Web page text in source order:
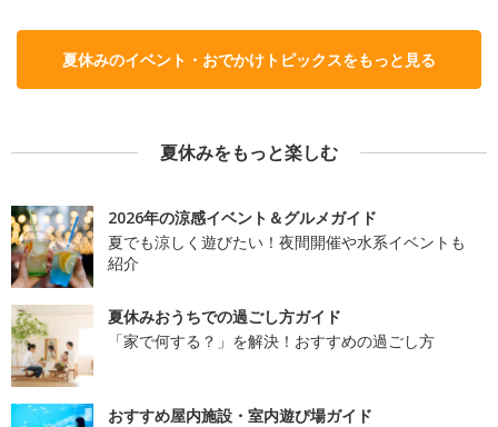
夏休みのイベント・おでかけトピックスをもっと見る
夏休みをもっと楽しむ
2026年の涼感イベント＆グルメガイド
夏でも涼しく遊びたい！夜間開催や水系イベントも
紹介
夏休みおうちでの過ごし方ガイド
「家で何する？」を解決！おすすめの過ごし方
おすすめ屋内施設・室内遊び場ガイド